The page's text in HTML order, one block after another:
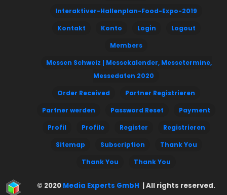
Interaktiver-Hallenplan-Food-Expo-2019
Kontakt
Konto Login
Logout
Members
Messen Schweiz | Messekalender, Messetermine,
Messedaten 2020
Order Received
Partner Registrieren
Partner werden
Password Reset
Payment
Profil
Profile Register
Registrieren
Sitemap
Subscription
Thank You
Thank You
Thank You
© 2020 Media Experts GmbH | All rights reserved.